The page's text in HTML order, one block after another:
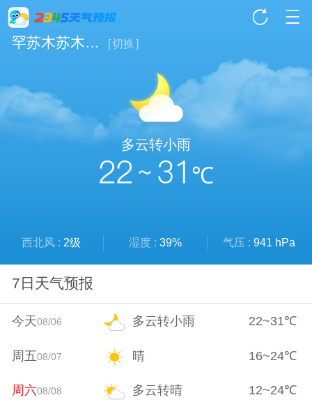
罕苏木苏木天气 [切换]
多云转小雨
22 ~ 31 ℃
西北风 : 2级 湿度 : 39% 气压 : 941 hPa
7日天气预报
今天08/06 多云转小雨 22~31℃
周五08/07 晴 16~24℃
周六08/08 多云转晴 12~24℃